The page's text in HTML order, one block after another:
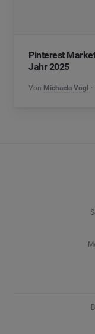
Pinterest
Jahr 2025
Von Michaela Vogl